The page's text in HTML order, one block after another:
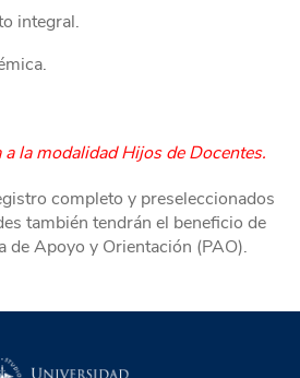
integral.
la modalidad Hijos de Docentes.
completo y preseleccionados
también tendrán el beneficio de
de Apoyo y Orientación (PAO).